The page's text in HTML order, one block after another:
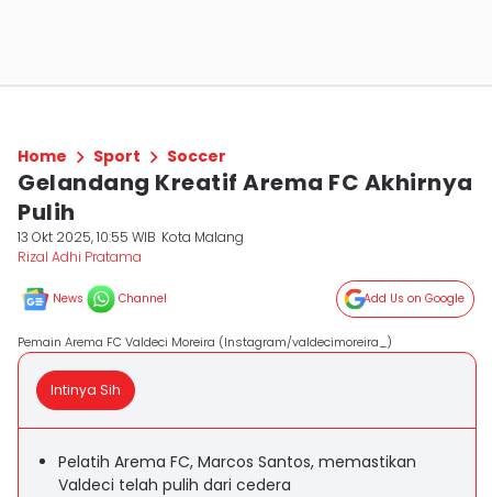
Home Sport Soccer
Gelandang Kreatif Arema FC Akhirnya
Pulih
13 Okt 2025, 10:55 WIB Kota Malang
Rizal Adhi Pratama
News Channel Add Us on Google
Pemain Arema FC Valdeci Moreira (Instagram/valdecimoreira_)
Intinya Sih
Pelatih Arema FC, Marcos Santos, memastikan
Valdeci telah pulih dari cedera